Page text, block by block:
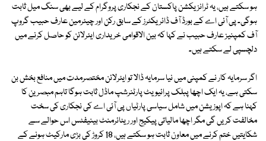
ہو سکتے ہیں، یہ ٹرانزیکشن پاکستان کے نجکاری پروگرام کے لیے بھی سنگ میل ثابت
ہوگی۔ پی آئی اے کے بورڈ آف ڈائریکٹرز کے سابق رکن اور چیئرمین عارف حبیب گروپ
آف کمپنیز عارف حبیب نے کہا کہ بین الاقوامی خریداری ایئرلائن کو حاصل کرنے میں
دلچسپی لے سکتے ہیں۔
اگر سرمایہ کار نے کمپنی میں نیا سرمایہ ڈالا تو ایئرلائن مختصرمدت میں منافع بخش بن
سکتی ہے، یہ ایک اچھا پبلک پرائیویٹ پارٹنرشپ ماڈل ثابت ہوگا تاہم مبصرین کا
کہنا ہے کہ اپوزیشن میں شامل سیاسی پارٹیاں پی آئی اے کی نجکاری کی سخت
مخالفت کریں گی مگر اچھا مالیاتی پیکیج اور ریٹائرمنٹ بینیفٹس اس حوالے سے
شکایتیں ختم کرنے میں معاون ثابت ہو سکتے ہیں، 18 کروڑ کی بڑی مارکیٹ ہونے کے